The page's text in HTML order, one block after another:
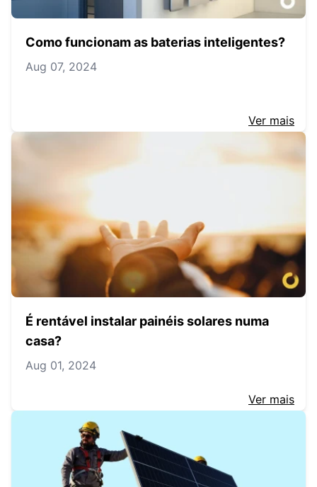
Como funcionam as baterias inteligentes?
Aug 07, 2024
Ver mais
É rentável instalar painéis solares numa
casa?
Aug 01, 2024
Ver mais